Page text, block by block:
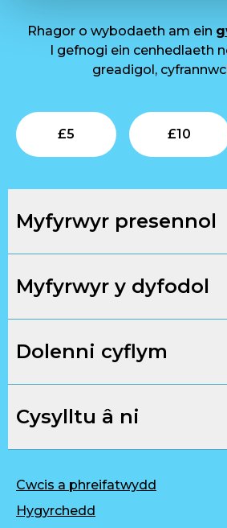
Rhagor o wybodaeth am ein
I gefnogi ein cenhedlaeth
greadigol,
£5
Submit
£10
Myfyrwyr presennol
Myfyrwyr y dyfodol
Dolenni cyflym
Cysylltu â ni
Cwcis a phreifatwydd
Hygyrchedd